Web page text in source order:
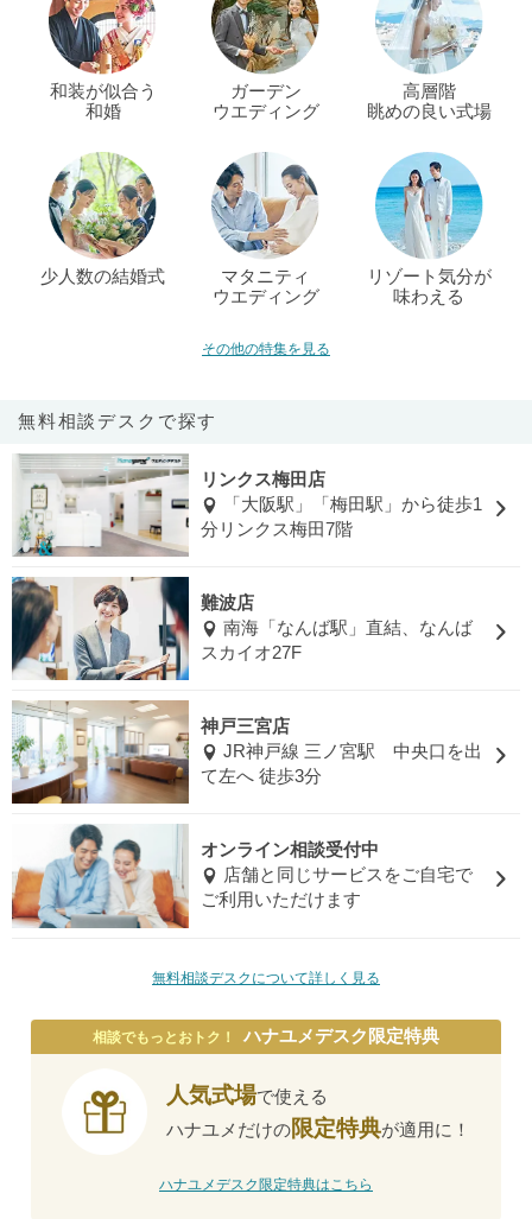
和装が似合う
和婚
ガーデン
ウエディング
高層階
眺めの良い式場
少人数の結婚式
マタニティ
ウエディング
リゾート気分が
味わえる
その他の特集を見る
無料相談デスクで探す
リンクス梅田店
「大阪駅」「梅田駅」から徒歩1
分リンクス梅田7階
難波店
南海「なんば駅」直結、なんば
スカイオ27F
神戸三宮店
JR神戸線 三ノ宮駅 中央口を出
て左へ 徒歩3分
オンライン相談受付中
店舗と同じサービスをご自宅で
ご利用いただけます
無料相談デスクについて詳しく見る
相談でもっとおトク！ ハナユメデスク限定特典
人気式場で使える
ハナユメだけの限定特典が適用に！
ハナユメデスク限定特典はこちら